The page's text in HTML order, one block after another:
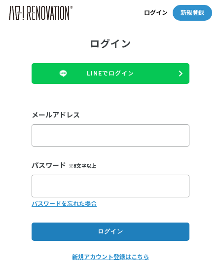
ログイン 新規登録
ログイン
LINEでログイン
メールアドレス
パスワード ※8文字以上
パスワードを忘れた場合
新規アカウント登録はこちら